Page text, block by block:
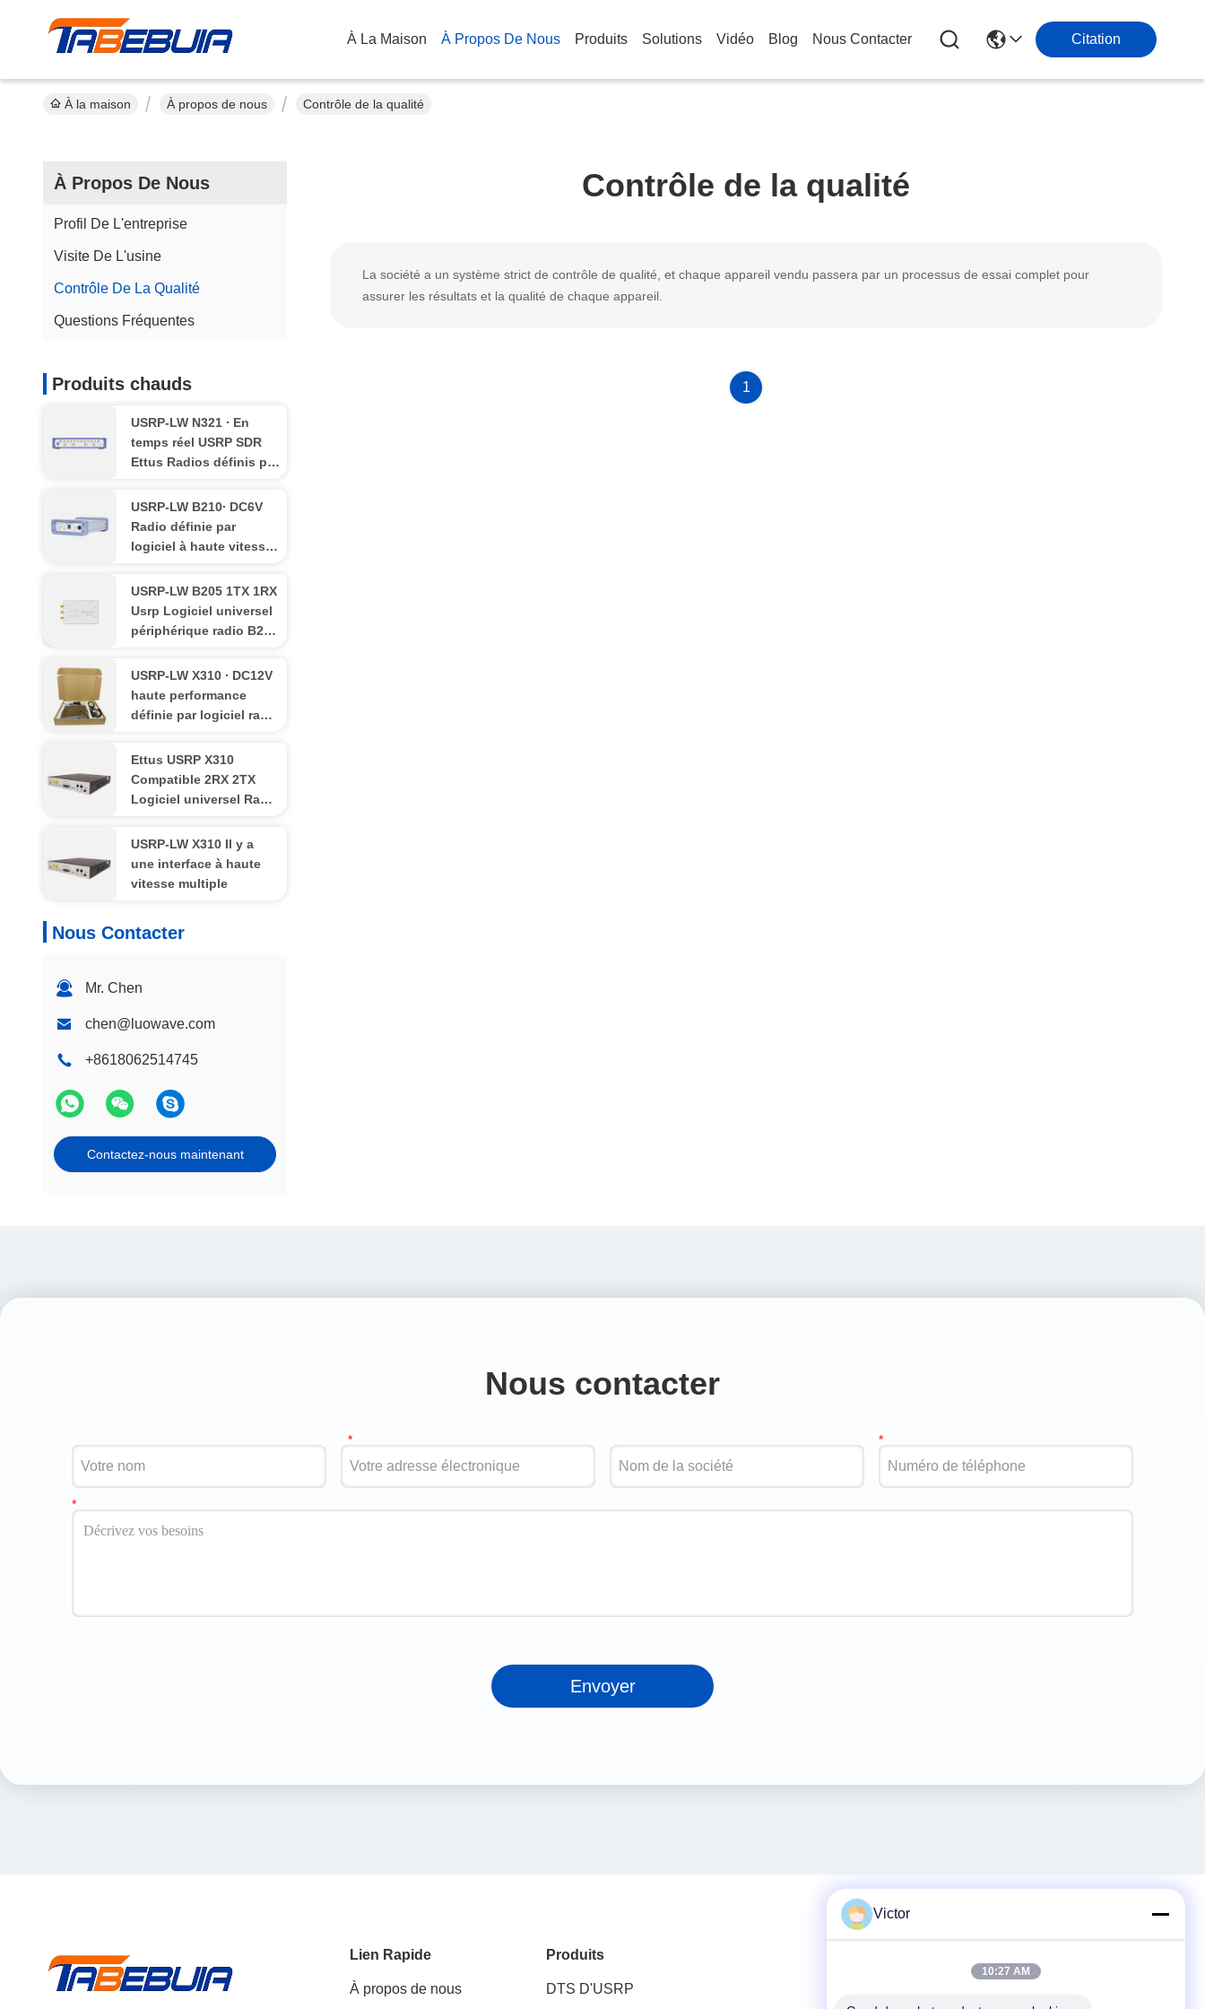
À La Maison À Propos De Nous Produits Solutions Vidéo Blog Nous Contacter Citation
À la maison À propos de nous Contrôle de la qualité
À Propos De Nous
Profil De L'entreprise
Visite De L'usine
Contrôle De La Qualité
Questions Fréquentes
Produits chauds
USRP-LW N321 ∙ En
temps réel USRP SDR
Ettus Radios définis par
bande 200MHz
USRP-LW B210∙ DC6V
Radio définie par
logiciel à haute vitesse
B210
USRP-LW B205 1TX 1RX
Usrp Logiciel universel
périphérique radio B205
USRP-LW X310 ∙ DC12V
haute performance
définie par logiciel radio
Ettus USRP X310
Compatible 2RX 2TX
Logiciel universel Radio
SDR Interface haute
vitesse
USRP-LW X310 Il y a
une interface à haute
vitesse multiple
Nous Contacter
Mr. Chen
chen@luowave.com
+8618062514745
Contactez-nous maintenant
Contrôle de la qualité
La société a un système strict de contrôle de qualité, et chaque appareil vendu passera par un processus de essai complet pour
assurer les résultats et la qualité de chaque appareil.
1
Nous contacter
Envoyer
Lien Rapide
À propos de nous
Produits
DTS D'USRP
Victor
10:27 AM